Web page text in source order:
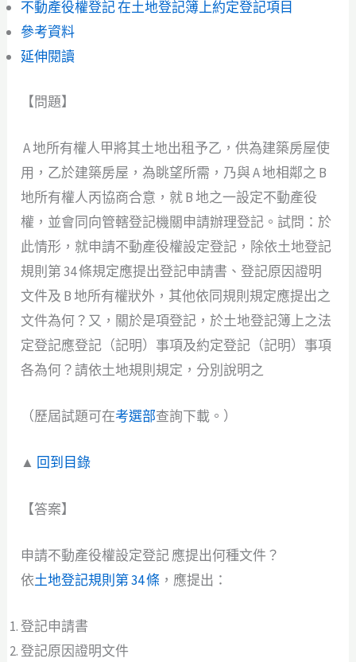
不動產役權登記 在土地登記簿上約定登記項目
參考資料
延伸閱讀
【問題】
A 地所有權人甲將其土地出租予乙，供為建築房屋使
用，乙於建築房屋，為眺望所需，乃與 A 地相鄰之 B
地所有權人丙協商合意，就 B 地之一設定不動產役
權，並會同向管轄登記機關申請辦理登記。試問：於
此情形，就申請不動產役權設定登記，除依土地登記
規則第 34 條規定應提出登記申請書、登記原因證明
文件及 B 地所有權狀外，其他依同規則規定應提出之
文件為何？又，關於是項登記，於土地登記簿上之法
定登記應登記（記明）事項及約定登記（記明）事項
各為何？請依土地規則規定，分別說明之
（歷屆試題可在考選部查詢下載。）
▲ 回到目錄
【答案】
申請不動產役權設定登記 應提出何種文件？
依土地登記規則第 34 條 ，應提出：
登記申請書
登記原因證明文件